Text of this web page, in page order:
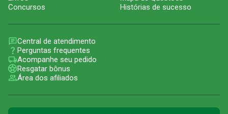
Concursos
Histórias de sucesso
Central de atendimento
Perguntas frequentes
Acompanhe seu pedido
Resgatar bônus
Área dos afiliados